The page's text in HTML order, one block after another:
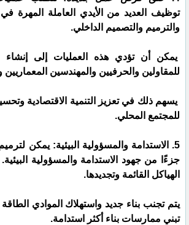
توظيف العديد من الأيدي العاملة المهرة
والترميم والتصميم الداخلي.
يمكن أن تؤدي هذه العمليات إلى
للمقاولين والحرفيين والمهندسين المعماريين
يسهم ذلك في تعزيز التنمية الاقتصادية
للمجتمع المحلي.
5. الاستدامة والمسؤولية البيئية: يمكن
جزءًا من جهود الاستدامة والمسؤولية
الهياكل القائمة وتجديدها.
يتم تجنب بناء جديد واستهلاك الموادي
تبني ممارسات بناء أكثر استدامة.